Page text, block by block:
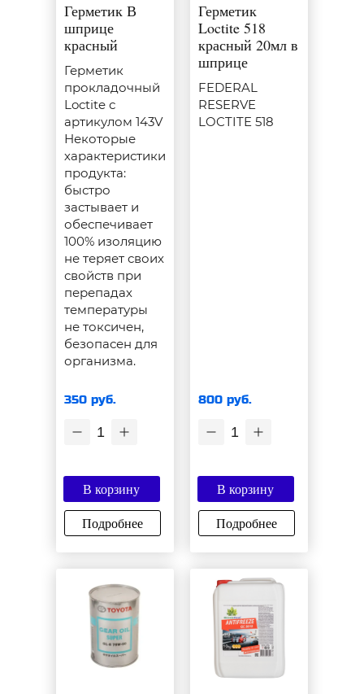
Герметик В
шприце
красный
Герметик
прокладочный
Loctite с
артикулом 143V
Некоторые
характеристики
продукта:
быстро
застывает и
обеспечивает
100% изоляцию
не теряет своих
свойств при
перепадах
температуры
не токсичен,
безопасен для
организма.
350 руб.
1
В корзину
Подробнее
Герметик
Loctite 518
красный 20мл в
шприце
FEDERAL
RESERVE
LOCTITE 518
800 руб.
1
В корзину
Подробнее